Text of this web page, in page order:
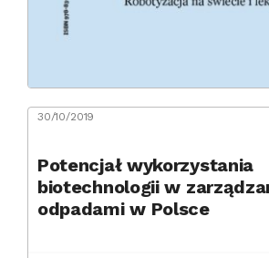
30/10/2019
Potencjał wykorzystania
biotechnologii w
odpadami w Polsce